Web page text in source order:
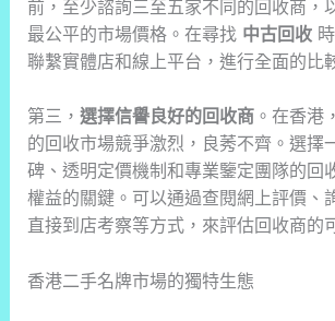
前，至少諮詢三至五家不同的回收商，
最公平的市場價格。在尋找 中古回收時
聯繫實體店和線上平台，進行全面的比
第三， 選擇信譽良好的回收商。在香港
的回收市場競爭激烈，良莠不齊。選擇
碑、透明定價機制和專業鑒定團隊的回
權益的關鍵。可以通過查閱網上評價、
直接到店考察等方式，來評估回收商的
香港二手名牌市場的獨特生態